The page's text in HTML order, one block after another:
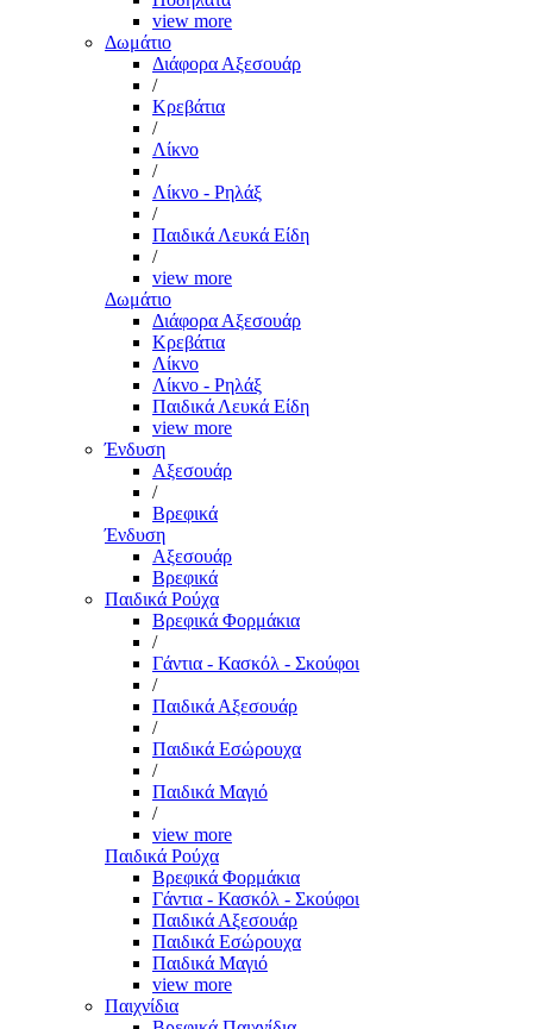
view more
Δωμάτιο
Διάφορα Αξεσουάρ
/
Κρεβάτια
/
Λίκνο
/
Λίκνο - Ρηλάξ
/
Παιδικά Λευκά Είδη
/
view more
Δωμάτιο
Διάφορα Αξεσουάρ
Κρεβάτια
Λίκνο
Λίκνο - Ρηλάξ
Παιδικά Λευκά Είδη
view more
Ένδυση
Αξεσουάρ
/
Βρεφικά
Ένδυση
Αξεσουάρ
Βρεφικά
Παιδικά Ρούχα
Βρεφικά Φορμάκια
/
Γάντια - Κασκόλ - Σκούφοι
/
Παιδικά Αξεσουάρ
/
Παιδικά Εσώρουχα
/
Παιδικά Μαγιό
/
view more
Παιδικά Ρούχα
Βρεφικά Φορμάκια
Γάντια - Κασκόλ - Σκούφοι
Παιδικά Αξεσουάρ
Παιδικά Εσώρουχα
Παιδικά Μαγιό
view more
Παιχνίδια